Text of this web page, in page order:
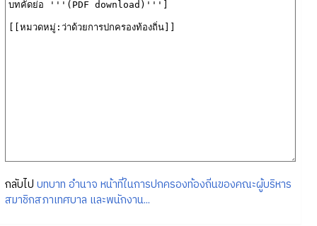
กลับไป บทบาท อำนาจ หน้าที่ในการปกครองท้องถิ่นของคณะผู้บริหาร
สมาชิกสภาเทศบาล และพนักงาน...